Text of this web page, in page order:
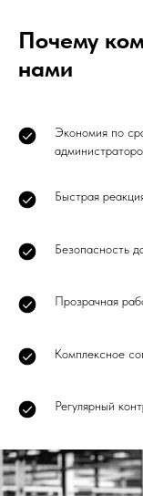
Почему
нами
Экономия по
Быстрая
Безопасность
Прозрачная
Комплексное
Регулярный